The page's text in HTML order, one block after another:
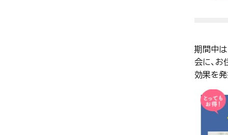
期間中
会に、
効果を